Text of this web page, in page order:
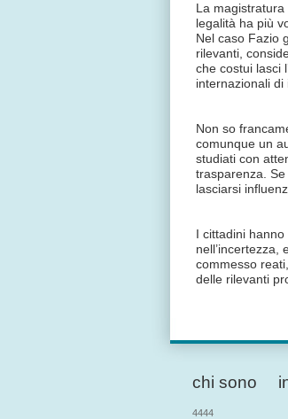
La
legalità ha più
Nel caso Fazio
rilevanti,
che costui lasci
internazionali di
Non so
comunque un
studiati con
trasparenza.
lasciarsi
I cittadini
nell’incertezza,
commesso
delle rilevanti
chi sono
4444